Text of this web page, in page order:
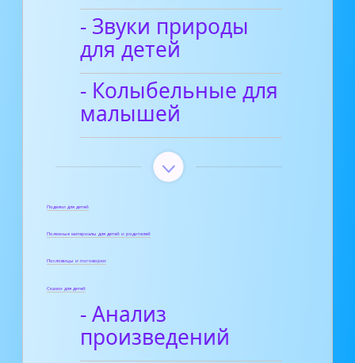
- Звуки природы
для детей
- Колыбельные для
малышей
Поделки для детей
Полезные материалы для детей и родителей
Пословицы и поговорки
Сказки для детей
- Анализ
произведений